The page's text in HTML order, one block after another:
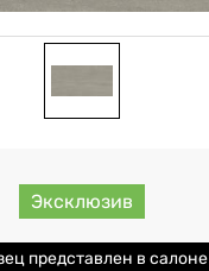
Эксклюзив
представлен в салоне